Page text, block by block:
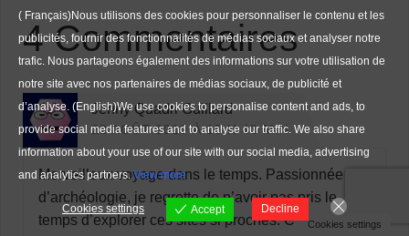
4 Commentaires
Jenny Quadri Guillard
22 AOÛT 2019 À 15 H 43 MIN
Merveilleux voyage dans le temps. Passionnée
d’archéologie, je regrette de n’avoir pas pris le
temps d’explorer ces sites si proches. C’est un
( Français)Nous utilisons des cookies pour personnaliser le contenu et les
publicités, fournir des fonctionnalités de médias sociaux et analyser notre
trafic. Nous partageons également des informations sur votre utilisation de
notre site avec nos partenaires de médias sociaux, de publicité et
d’analyse. (English)We use cookies to personalise content and ads, to
provide social media features and to analyse our traffic. We also share
information about your use of our site with our social media, advertising
and analytics partners.View more
Cookies settings Accept Decline
Cookies settings